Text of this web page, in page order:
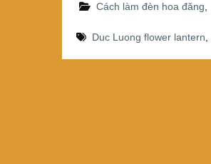
c
e
b
tt
er
Cách làm đèn hoa đăng
Duc Luong flower lantern